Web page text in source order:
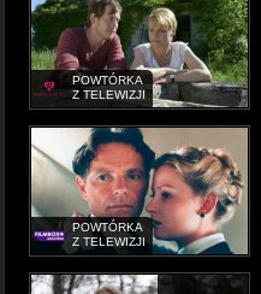
POWTÓRKA
Z TELEWIZJI
POWTÓRKA
Z TELEWIZJI